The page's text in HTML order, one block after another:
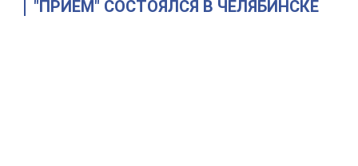
"ПРИЕМ" СОСТОЯЛСЯ В ЧЕЛЯБИНСКЕ